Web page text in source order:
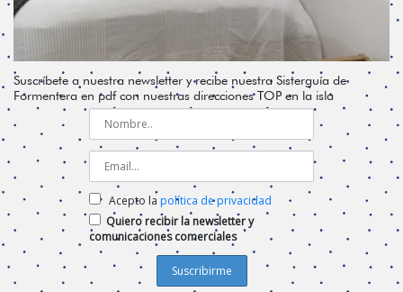
Suscríbete a nuestra newsletter y recibe nuestra Sisterguía de
Formentera en pdf con nuestras direcciones TOP en la isla
Acepto la política de privacidad
Quiero recibir la newsletter y
comunicaciones comerciales